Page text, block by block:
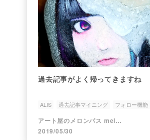
過去記事がよく帰ってきますね
ALIS 過去記事マイニング フォロー機能
アート屋のメロンパス melonpas
2019/05/30